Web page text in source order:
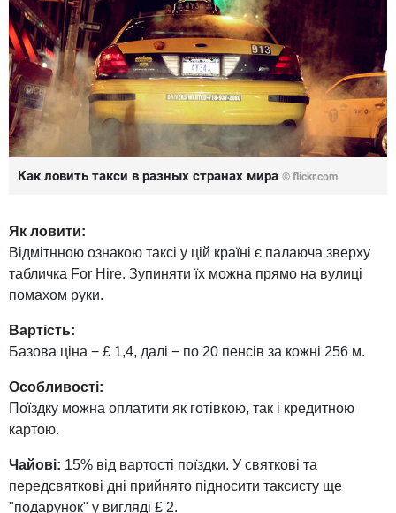
Как ловить такси в разных странах мира © flickr.com
Як ловити:
Відмітнною ознакою таксі у цій країні є палаюча зверху
табличка For Hire. Зупиняти їх можна прямо на вулиці
помахом руки.
Вартість:
Базова ціна − £ 1,4, далі − по 20 пенсів за кожні 256 м.
Особливості:
Поїздку можна оплатити як готівкою, так і кредитною
картою.
Чайові: 15% від вартості поїздки. У святкові та
передсвяткові дні прийнято підносити таксисту ще
"подарунок" у вигляді £ 2.